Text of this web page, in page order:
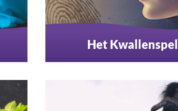
Het Kwallenspel